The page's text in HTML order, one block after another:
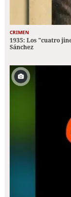
CRIMEN
1935: Los "cuatro
Sánchez